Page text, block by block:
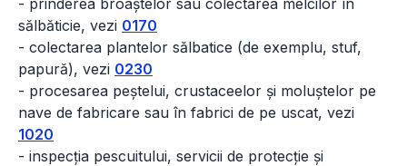
- prinderea broaștelor sau colectarea melcilor în
sălbăticie, vezi 0170
- colectarea plantelor sălbatice (de exemplu, stuf,
papură), vezi 0230
- procesarea peștelui, crustaceelor și moluștelor pe
nave de fabricare sau în fabrici de pe uscat, vezi
1020
- inspecția pescuitului, servicii de protecție și